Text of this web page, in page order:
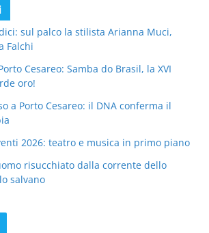
sul palco la stilista Arianna Muci,
Falchi
Cesareo: Samba do Brasil, la XVI
oro!
a Porto Cesareo: il DNA conferma il
2026: teatro e musica in primo piano
risucchiato dalla corrente dello
salvano